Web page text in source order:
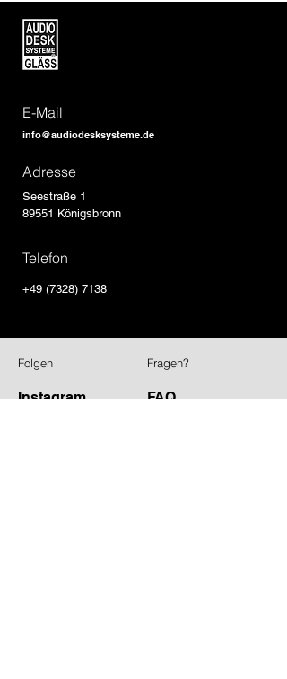
E-Mail
info@audiodesksysteme.de
Adresse
Seestraße 1
89551 Königsbronn
Telefon
+49 (7328) 7138
Folgen Fragen?
Instagram FAQ